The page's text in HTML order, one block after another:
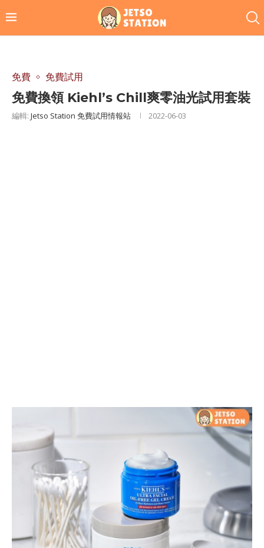
免費 免費試用
免費換領 Kiehl’s Chill爽零油光試用套裝
編輯: Jetso Station 免費試用情報站 2022-06-03